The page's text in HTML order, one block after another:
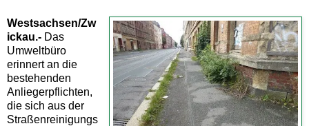
Westsachsen/Zw
ickau.- Das
Umweltbüro
erinnert an die
bestehenden
Anliegerpflichten,
die sich aus der
Straßenreinigungs